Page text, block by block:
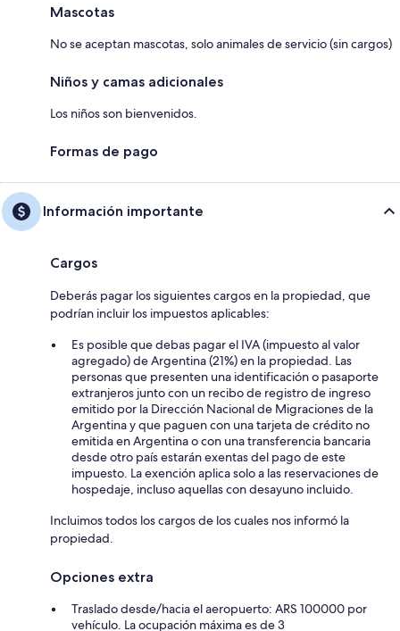
Mascotas
No se aceptan mascotas, solo animales de servicio (sin cargos)
Niños y camas adicionales
Los niños son bienvenidos.
Formas de pago
Información importante
Cargos
Deberás pagar los siguientes cargos en la propiedad, que
podrían incluir los impuestos aplicables:
Es posible que debas pagar el IVA (impuesto al valor
agregado) de Argentina (21%) en la propiedad. Las
personas que presenten una identificación o pasaporte
extranjeros junto con un recibo de registro de ingreso
emitido por la Dirección Nacional de Migraciones de la
Argentina y que paguen con una tarjeta de crédito no
emitida en Argentina o con una transferencia bancaria
desde otro país estarán exentas del pago de este
impuesto. La exención aplica solo a las reservaciones de
hospedaje, incluso aquellas con desayuno incluido.
Incluimos todos los cargos de los cuales nos informó la
propiedad.
Opciones extra
Traslado desde/hacia el aeropuerto: ARS 100000 por
vehículo. La ocupación máxima es de 3